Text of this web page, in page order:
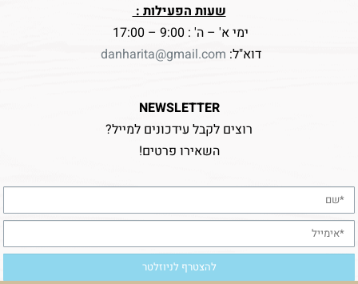
שעות הפעילות :
ימי א' – ה' : 9:00 – 17:00
דוא"ל: danharita@gmail.com
NEWSLETTER
רוצים לקבל עידכונים למייל?
השאירו פרטים!